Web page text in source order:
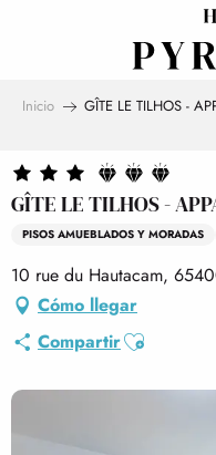
Inicio GÎTE LE TILHOS -
GÎTE LE TILHOS -
PISOS AMUEBLADOS Y MORADAS
10 rue du Hautacam,
Cómo llegar
CompartirAjouter aux